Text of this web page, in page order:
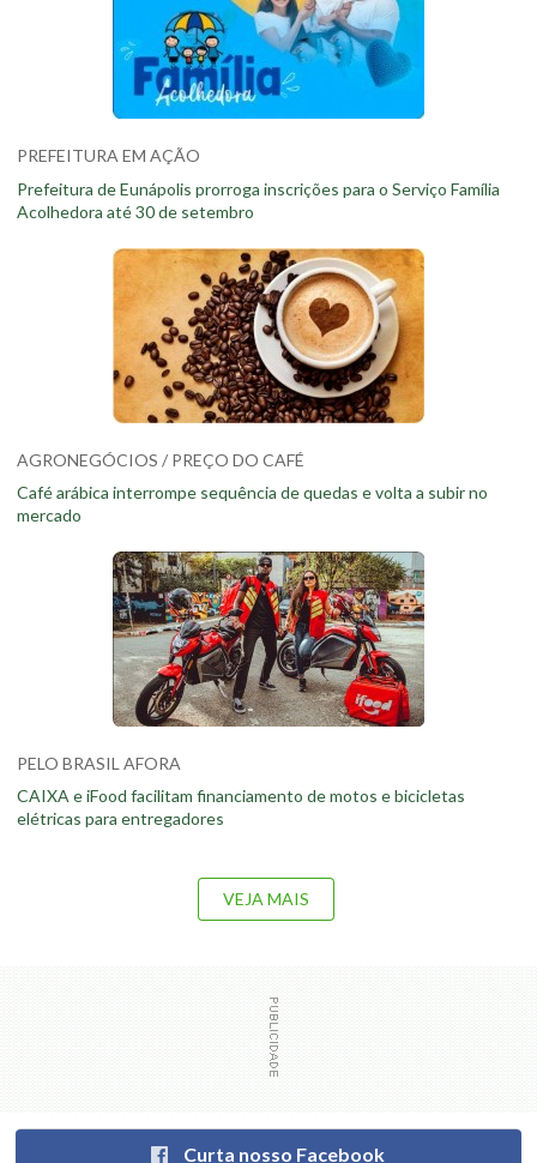
PREFEITURA EM AÇÃO
Prefeitura de Eunápolis prorroga inscrições para o Serviço Família
Acolhedora até 30 de setembro
AGRONEGÓCIOS / PREÇO DO CAFÉ
Café arábica interrompe sequência de quedas e volta a subir no
mercado
PELO BRASIL AFORA
CAIXA e iFood facilitam financiamento de motos e bicicletas
elétricas para entregadores
VEJA MAIS
Curta nosso Facebook